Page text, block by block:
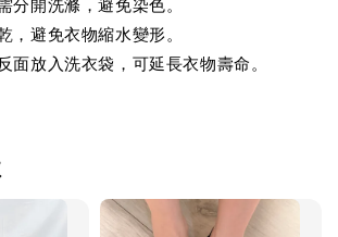
，避免衣物縮水變形。
面放入洗衣袋，可延長衣物壽命。